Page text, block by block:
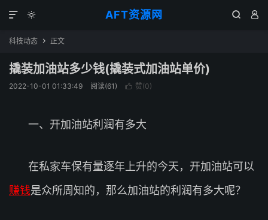
AFT资源网
  

科技动态  正文
撬装加油站多少钱(撬装式加油站单价)
2022-10-01 01:33:49 阅读(61)  赞(0)
一、开加油站利润有多大
在私家车保有量逐年上升的今天，开加油站可以
赚钱是众所周知的，那么加油站的利润有多大呢？